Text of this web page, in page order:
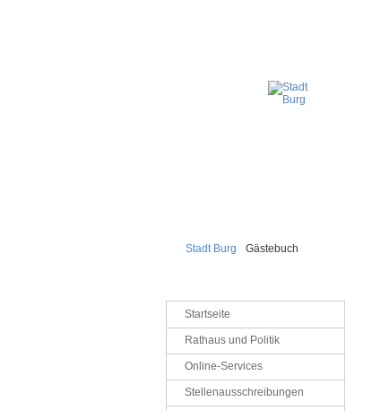
Stadt Burg Gästebuch
Navigation
überspringen
Startseite
Rathaus und Politik
Online-Services
Stellenausschreibungen